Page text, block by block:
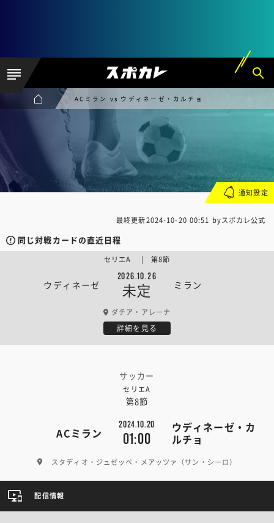
ACミラン vs ウディネーゼ・カルチョ
最終更新2024-10-20 00:51 byスポカレ公式
同じ対戦カードの直近日程
ウディネーゼ
2026.10.26
未定 ミラン
セリエA | 第8節
ダチア・アレーナ
詳細を見る
サッカー
セリエA
第8節
ACミラン
2024.10.20
01:00
ウディネーゼ・カ
ルチョ
スタディオ・ジュゼッペ・メアッツァ（サン・シーロ）
通知設定
配信情報